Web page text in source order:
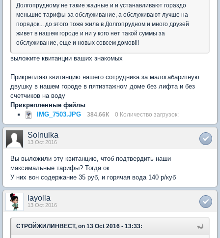
Долгопрудному не такие жадные и и устанавливают гораздо
меньшие тарифы за обслуживание, а обслуживают лучше на
порядок... до этого тоже жила в Долгопрудном и много друзей
живет в нашем городе и ни у кого нет такой суммы за
обслуживание, еще и новых совсем домов!!!
выложите квитанции ваших знакомых
Прикрепляю квитанцию нашего сотрудника за малогабаритную
двушку в нашем городе в пятиэтажном доме без лифта и без
счетчиков на воду
Прикрепленные файлы
IMG_7503.JPG
384.66К 0 Количество загрузок:
Solnulka
13 Oct 2016
Вы выложили эту квитанцию, чтоб подтвердить наши
максимальные тарифы? Тогда ок
У них вон содержание 35 руб, и горячая вода 140 р/куб
layolla
13 Oct 2016
СТРОЙЖИЛИНВЕСТ, on 13 Oct 2016 - 13:33: